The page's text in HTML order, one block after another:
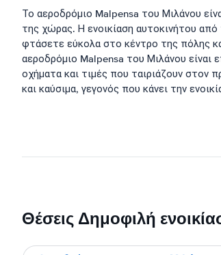
Το αεροδρόμιο Malpensa του Μιλάνου
της χώρας. Η ενοικίαση αυτοκινήτου
φτάσετε εύκολα στο κέντρο της πόλης
αεροδρόμιο Malpensa του Μιλάνου είναι
οχήματα και τιμές που ταιριάζουν
και καύσιμα, γεγονός που κάνει την
Θέσεις Δημοφιλή